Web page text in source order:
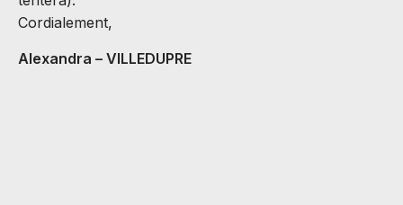
Cordialement,
Alexandra – VILLEDUPRE